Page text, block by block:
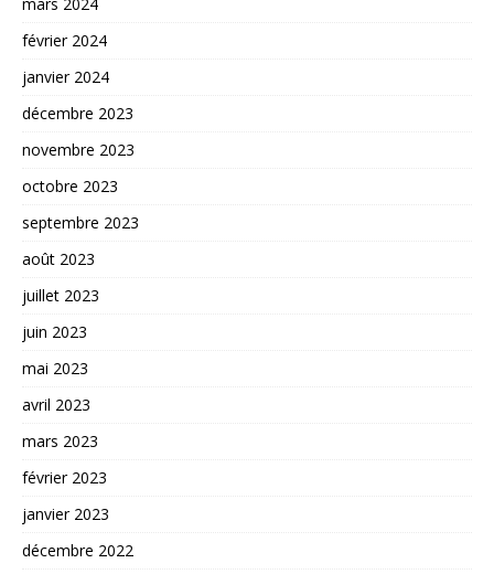
février 2024
janvier 2024
décembre 2023
novembre 2023
octobre 2023
septembre 2023
août 2023
juillet 2023
juin 2023
mai 2023
avril 2023
mars 2023
février 2023
janvier 2023
décembre 2022